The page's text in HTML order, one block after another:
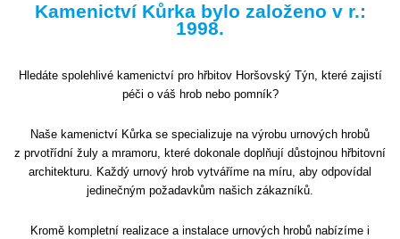
Kamenictví Kůrka bylo založeno v r.:
1998.
Hledáte spolehlivé kamenictví pro hřbitov Horšovský Týn, které zajistí
péči o váš hrob nebo pomník?
Naše kamenictví Kůrka se specializuje na výrobu urnových hrobů
z prvotřídní žuly a mramoru, které dokonale doplňují důstojnou hřbitovní
architekturu. Každý urnový hrob vytváříme na míru, aby odpovídal
jedinečným požadavkům našich zákazníků.
Kromě kompletní realizace a instalace urnových hrobů nabízíme i